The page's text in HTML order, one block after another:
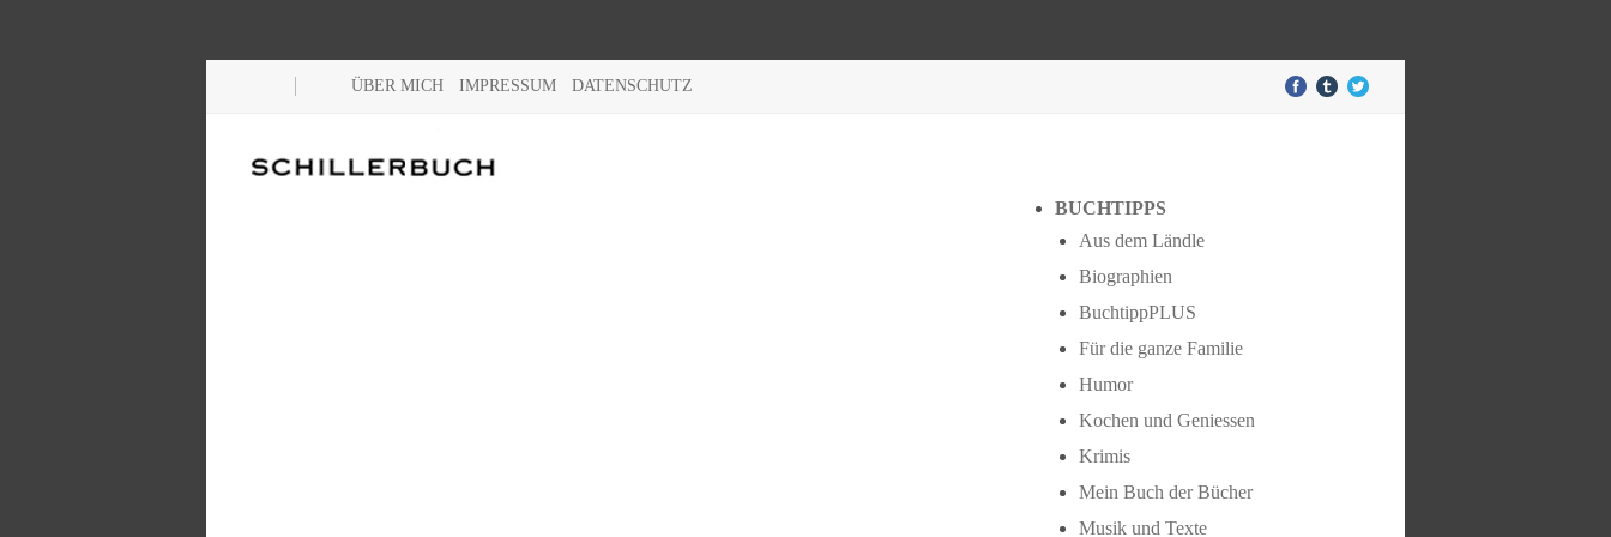
ÜBER MICH IMPRESSUM DATENSCHUTZ
BUCHTIPPS
Aus dem Ländle
Biographien
BuchtippPLUS
Für die ganze Familie
Humor
Kochen und Geniessen
Krimis
Mein Buch der Bücher
Musik und Texte